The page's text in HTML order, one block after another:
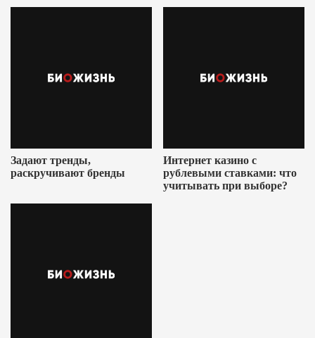
Задают тренды,
раскручивают бренды
Интернет казино с
рублевыми ставками: что
учитывать при выборе?